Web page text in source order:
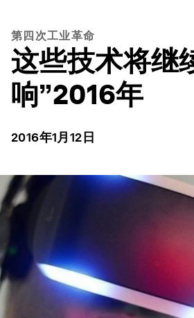
第四次工业革命
这些技术将继
响”2016年
2016年1月12日